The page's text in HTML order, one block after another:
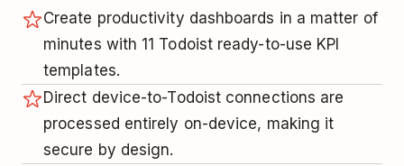
Create productivity dashboards in a matter of
minutes with 11 Todoist ready-to-use KPI
templates.
Direct device-to-Todoist connections are
processed entirely on-device, making it
secure by design.